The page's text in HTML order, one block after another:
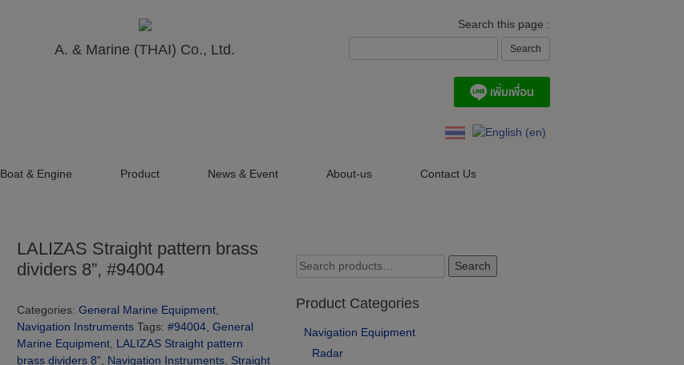
A. & Marine (THAI) Co., Ltd.
Search this page :
Boat & Engine Product News & Event About-us Contact Us
LALIZAS Straight pattern brass
dividers 8”, #94004
Categories: General Marine Equipment,
Navigation Instruments Tags: #94004, General
Marine Equipment, LALIZAS Straight pattern
brass dividers 8”
Navigation Instruments, Straight
Search
for:
Search
Product Categories
Navigation Equipment
Radar